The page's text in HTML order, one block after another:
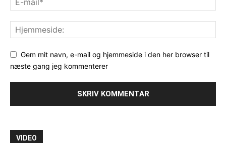
Gem mit navn, e-mail og hjemmeside i den her browser til
næste gang jeg kommenterer
VIDEO